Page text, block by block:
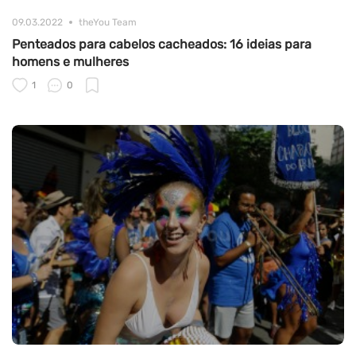
09.03.2022 theYou Team
Penteados para cabelos cacheados: 16 ideias para
homens e mulheres
1 0